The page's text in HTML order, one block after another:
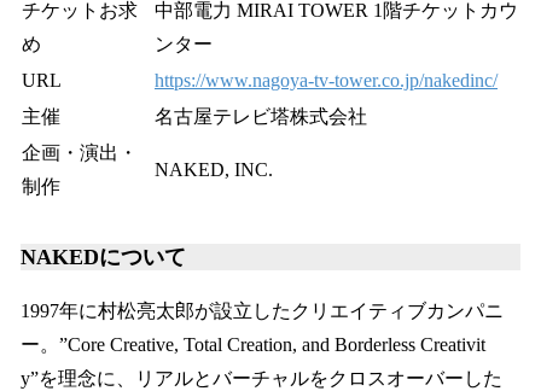
チケットお求
め
中部電力 MIRAI TOWER 1階チケットカウ
ンター
URL
https://www.nagoya-tv-tower.co.jp/nakedinc/
主催
名古屋テレビ塔株式会社
企画・演出・
制作
NAKED, INC.
NAKEDについて
1997年に村松亮太郎が設立したクリエイティブカンパニ
ー。”Core Creative, Total Creation, and Borderless Creativit
y”を理念に、リアルとバーチャルをクロスオーバーした